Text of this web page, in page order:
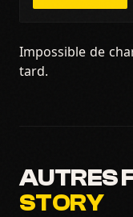
Impossible de
tard.
AUTRES
STORY